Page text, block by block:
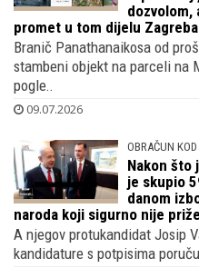
dozvolom,
promet u tom dijelu Zagreba
Branič Panathanaikosa od
stambeni objekt na parceli na
pogle..
09.07.2026
OBRAČUN
Nakon što
je skupio
danom
naroda koji sigurno nije
A njegov protukandidat Josip
kandidature s potpisima